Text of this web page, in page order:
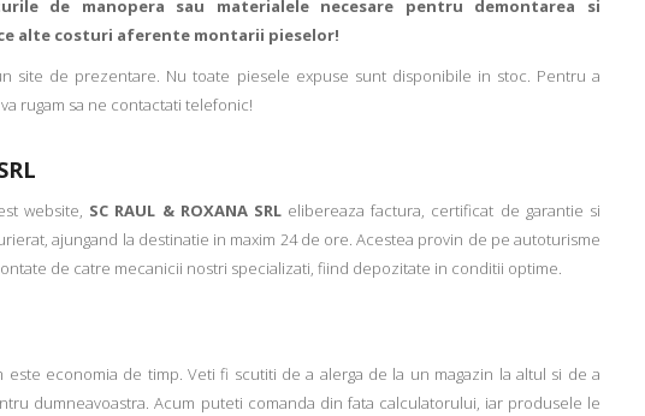
de manopera sau materialele necesare pentru demontarea si
alte costuri aferente montarii pieselor!
site de prezentare. Nu toate piesele expuse sunt disponibile in stoc. Pentru a
rugam sa ne contactati telefonic!
website, SC RAUL & ROXANA SRLelibereaza factura, certificat de garantie si
ajungand la destinatie in maxim 24 de ore. Acestea provin de pe autoturisme
de catre mecanicii nostri specializati, fiind depozitate in conditii optime.
este economia de timp. Veti fi scutiti de a alerga de la un magazin la altul si de a
dumneavoastra. Acum puteti comanda din fata calculatorului, iar produsele le